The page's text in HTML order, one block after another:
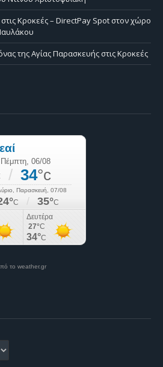
Κροκεές – DirectPay Spot στον χώρο
της Αγίας Παρασκευής στις Κροκεές
το weather.gr